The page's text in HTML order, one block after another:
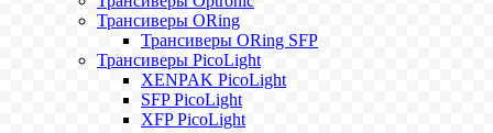
Трансиверы ORing
Трансиверы ORing SFP
Трансиверы PicoLight
XENPAK PicoLight
SFP PicoLight
XFP PicoLight